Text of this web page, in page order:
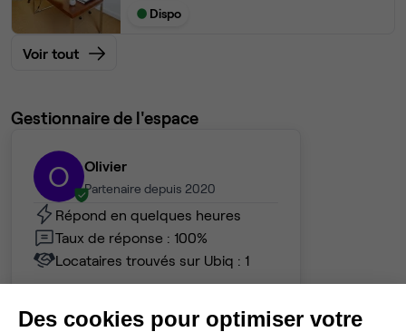
Dispo
Voir tout
Gestionnaire de l'espace
O Olivier
Partenaire depuis 2020
Répond en quelques heures
Taux de réponse : 100%
Locataires trouvés sur Ubiq : 1
Contacter
Des cookies pour optimiser votre